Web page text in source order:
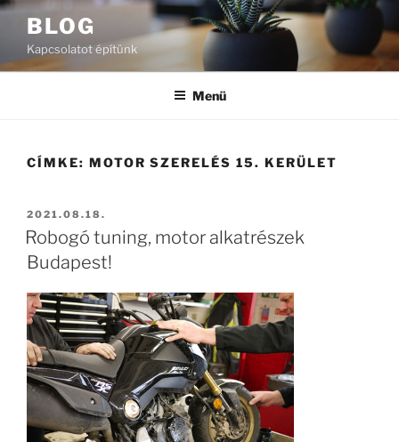
Tartalomhoz
BLOG
Kapcsolatot építünk
Menü
CÍMKE: MOTOR SZERELÉS 15. KERÜLET
BEKÜLDVE:
2021.08.18.
Robogó tuning, motor alkatrészek
Budapest!